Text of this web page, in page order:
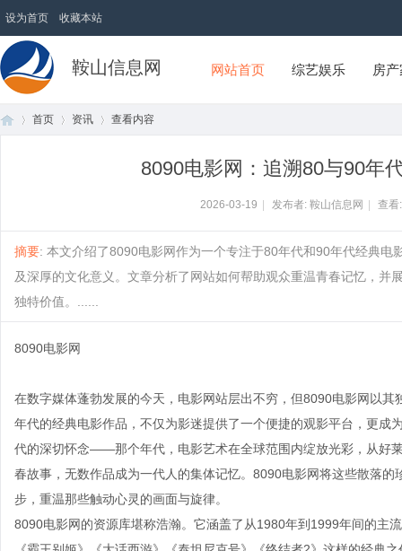
设为首页 收藏本站
鞍山信息网 网站首页 综艺娱乐 房
首页 资讯 查看内容
8090电影网：追溯80与90年
2026-03-19 发布者: 鞍山信息网 查
摘要: 本文介绍了8090电影网作为一个专注于80年代和90年代经典
及深厚的文化意义。文章分析了网站如何帮助观众重温青春记忆，
独特价值。......
8090电影网
在数字媒体蓬勃发展的今天，电影网站层出不穷，但8090电影网以
年代的经典电影作品，不仅为影迷提供了一个便捷的观影平台，更成
代的深切怀念——那个年代，电影艺术在全球范围内绽放光彩，从好
春故事，无数作品成为一代人的集体记忆。8090电影网将这些散落
步，重温那些触动心灵的画面与旋律。
8090电影网的资源库堪称浩瀚。它涵盖了从1980年到1999年间的主